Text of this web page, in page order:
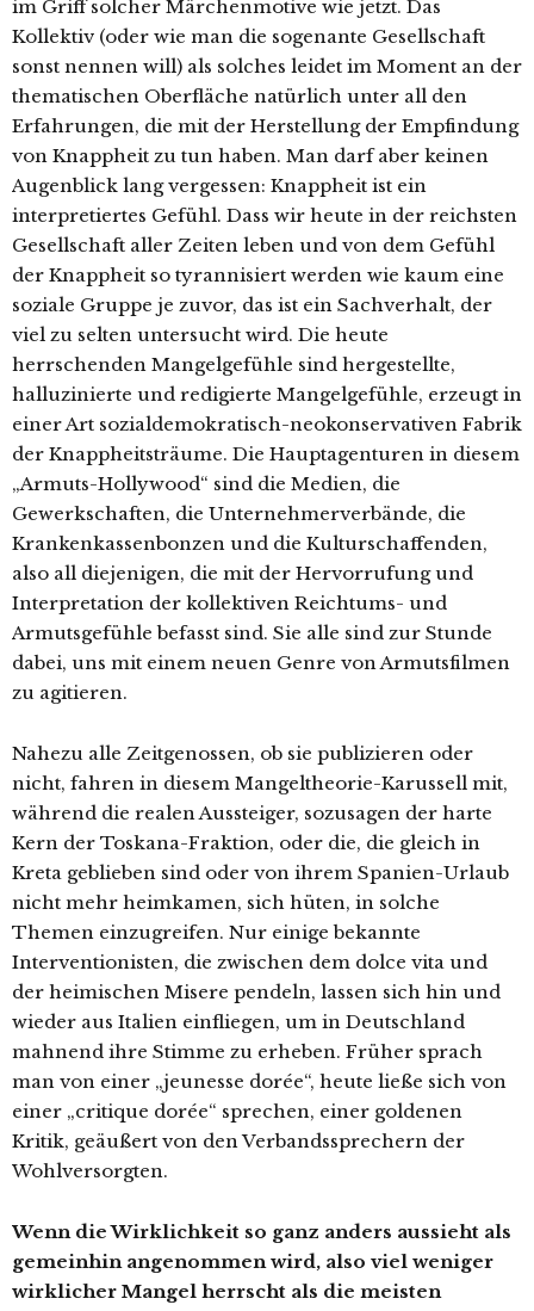
im Griff solcher Märchenmotive wie jetzt. Das
Kollektiv (oder wie man die sogenante Gesellschaft
sonst nennen will) als solches leidet im Moment an der
thematischen Oberfläche natürlich unter all den
Erfahrungen, die mit der Herstellung der Empfindung
von Knappheit zu tun haben. Man darf aber keinen
Augenblick lang vergessen: Knappheit ist ein
interpretiertes Gefühl. Dass wir heute in der reichsten
Gesellschaft aller Zeiten leben und von dem Gefühl
der Knappheit so tyrannisiert werden wie kaum eine
soziale Gruppe je zuvor, das ist ein Sachverhalt, der
viel zu selten untersucht wird. Die heute
herrschenden Mangelgefühle sind hergestellte,
halluzinierte und redigierte Mangelgefühle, erzeugt in
einer Art sozialdemokratisch-neokonservativen Fabrik
der Knappheitsträume. Die Hauptagenturen in diesem
„Armuts-Hollywood“ sind die Medien, die
Gewerkschaften, die Unternehmerverbände, die
Krankenkassenbonzen und die Kulturschaffenden,
also all diejenigen, die mit der Hervorrufung und
Interpretation der kollektiven Reichtums- und
Armutsgefühle befasst sind. Sie alle sind zur Stunde
dabei, uns mit einem neuen Genre von Armutsfilmen
zu agitieren.
Nahezu alle Zeitgenossen, ob sie publizieren oder
nicht, fahren in diesem Mangeltheorie-Karussell mit,
während die realen Aussteiger, sozusagen der harte
Kern der Toskana-Fraktion, oder die, die gleich in
Kreta geblieben sind oder von ihrem Spanien-Urlaub
nicht mehr heimkamen, sich hüten, in solche
Themen einzugreifen. Nur einige bekannte
Interventionisten, die zwischen dem dolce vita und
der heimischen Misere pendeln, lassen sich hin und
wieder aus Italien einfliegen, um in Deutschland
mahnend ihre Stimme zu erheben. Früher sprach
man von einer „jeunesse dorée“, heute ließe sich von
einer „critique dorée“ sprechen, einer goldenen
Kritik, geäußert von den Verbandssprechern der
Wohlversorgten.
Wenn die Wirklichkeit so ganz anders aussieht als
gemeinhin angenommen wird, also viel weniger
wirklicher Mangel herrscht als die meisten